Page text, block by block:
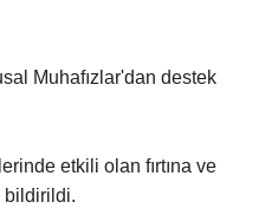
Muhafızlar'dan destek
etkili olan fırtına ve
bildirildi.